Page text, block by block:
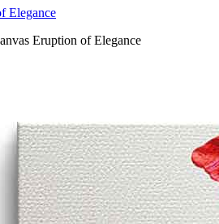
Elegance
Eruption of Elegance